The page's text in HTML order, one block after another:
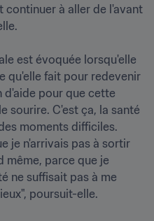
continuer à aller de l'avant
est évoquée lorsqu'elle
qu'elle fait pour redevenir
d'aide pour que cette
sourire. C'est ça, la santé
moments difficiles.
je n'arrivais pas à sortir
même, parce que je
ne suffisait pas à me
poursuit-elle.